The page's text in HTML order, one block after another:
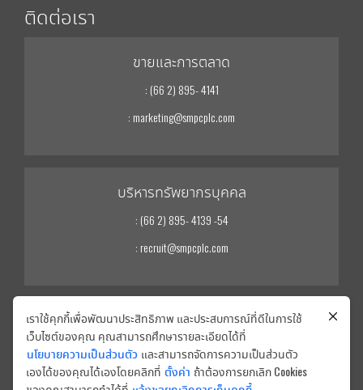
ติดต่อเรา
ขายและการตลาด
: (66 2) 895- 4141
: marketing@smpcplc.com
บริหารทรัพยากรบุคคล
: (66 2) 895- 4139 -54
: recruit@smpcplc.com
นักลงทุนสัมพันธ์
: (66 2) 895- 4139 -54
: ir@smpcplc.com
เราใช้คุกกี้เพื่อพัฒนาประสิทธิภาพ และประสบการณ์ที่ดีในการใช้
เว็บไซต์ของคุณ คุณสามารถศึกษารายละเอียดได้ที่
นโยบายความเป็นส่วนตัว และสามารถจัดการความเป็นส่วนตัว
เองได้ของคุณได้เองโดยคลิกที่ ตั้งค่า ถ้าต้องการยกเลิก Cookies